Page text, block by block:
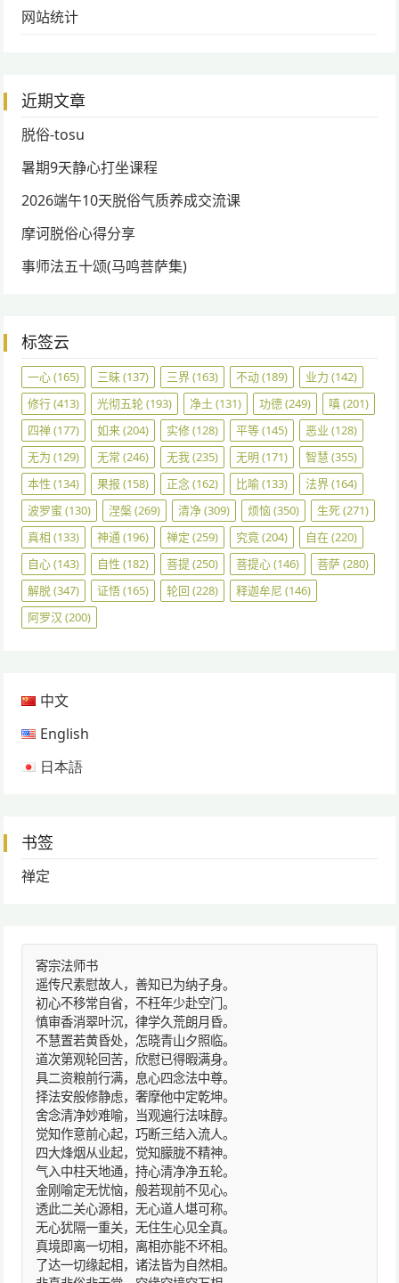
网站统计
近期文章
脱俗-tosu
暑期9天静心打坐课程
2026端午10天脱俗气质养成交流课
摩诃脱俗心得分享
事师法五十颂(马鸣菩萨集)
标签云
一心(165) 三昧(137) 三界(163) 不动(189) 业力 (142)
修行(413) 光彻五轮(193) 净土 (131) 功德(249) 嗔(201)
四禅(177) 如来(204) 实修(128) 平等(145) 恶业 (128)
无为 (129) 无常 (246) 无我(235) 无明 (171) 智慧 (355)
本性 (134) 果报 (158) 正念(162) 比喻(133) 法界(164)
波罗蜜 (130) 涅槃(269) 清净(309) 烦恼(350) 生死(271)
真相 (133) 神通 (196) 禅定 (259) 究竟(204) 自在(220)
自心(143) 自性 (182) 菩提(250) 菩提心(146) 菩萨(280)
解脱 (347) 证悟(165) 轮回 (228) 释迦牟尼 (146)
阿罗汉 (200)
中文
English
日本語
书签
禅定
寄宗法师书
遥传尺素慰故人，善知已为纳子身。
初心不移常自省，不枉年少赴空门。
慎审香消翠叶沉，律学久荒朗月昏。
不慧置若黄昏处，怎晓青山夕照临。
道次第观轮回苦，欣慰已得暇满身。
具二资粮前行满，息心四念法中尊。
择法安般修静虑，奢摩他中定乾坤。
舍念清净妙难喻，当观遍行法味醇。
觉知作意前心起，巧断三结入流人。
四大烽烟从业起，觉知朦胧不精神。
气入中柱天地通，持心清净净五轮。
金刚喻定无忧恼，般若现前不见心。
透此二关心源相，无心道人堪可称。
无心犹隔一重关，无住生心见全真。
真境即离一切相，离相亦能不坏相。
了达一切缘起相，诸法皆为自然相。